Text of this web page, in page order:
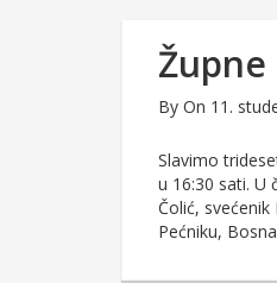
By On 11.
Slavimo
u 16:30 sati. U
Čolić,
Pećniku,